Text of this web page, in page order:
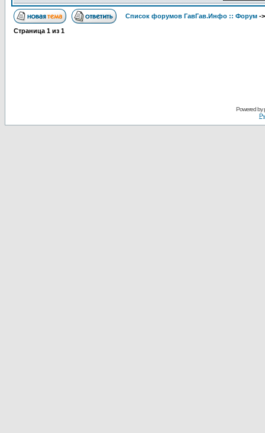
Список форумов ГавГав.Инфо :: Форум -
Страница 1 из 1
Powered by